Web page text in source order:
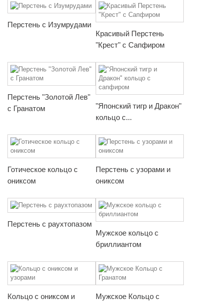
Перстень с Изумрудами
Красивый Перстень
"Крест" с Сапфиром
Перстень "Золотой Лев"
с Гранатом
"Японский тигр и Дракон"
кольцо с...
Готическое кольцо с
ониксом
Перстень с узорами и
ониксом
Перстень с раухтопазом
Мужское кольцо с
бриллиантом
Кольцо с ониксом и
Мужское Кольцо с